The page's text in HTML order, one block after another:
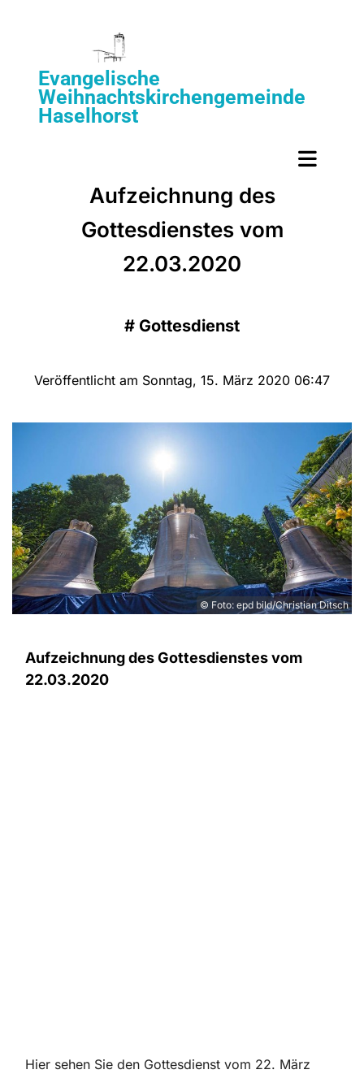
Evangelische
Weihnachtskirchengemeinde
Haselhorst
Aufzeichnung des
Gottesdienstes vom
22.03.2020
# Gottesdienst
Veröffentlicht am Sonntag, 15. März 2020 06:47
© Foto: epd bild/Christian Ditsch
Aufzeichnung des Gottesdienstes vom
22.03.2020
Hier sehen Sie den Gottesdienst vom 22. März